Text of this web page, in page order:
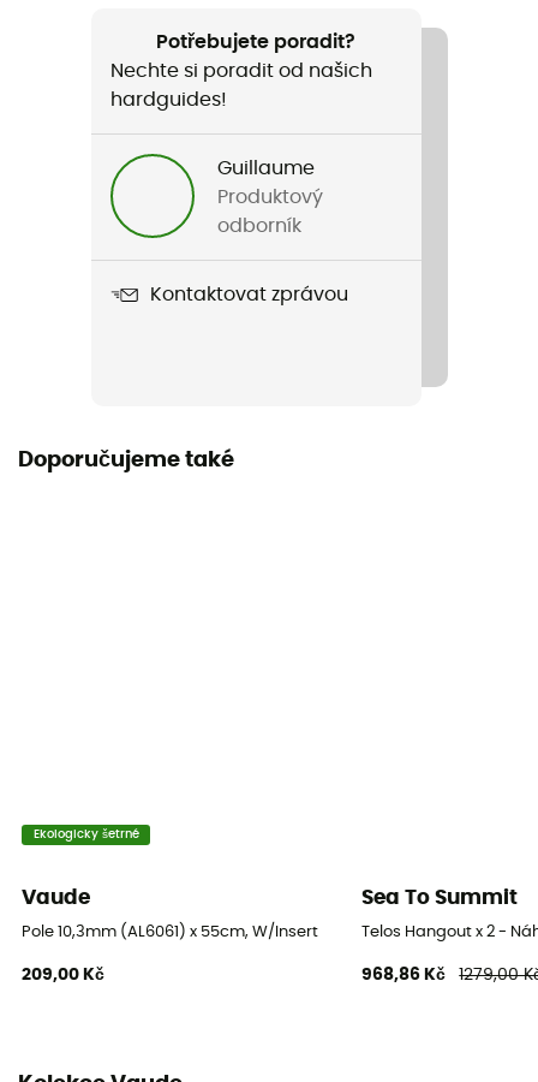
Potřebujete poradit?
Nechte si poradit od našich
hardguides!
Guillaume
Produktový
odborník
Kontaktovat zprávou
Doporučujeme také
Ekologicky šetrné
Vaude
Pole 10,3mm (AL6061) x 55cm, W/Insert
209,00 Kč
Sea To Summit
Telos Hangout x 2 -
968,86 Kč 1279,00